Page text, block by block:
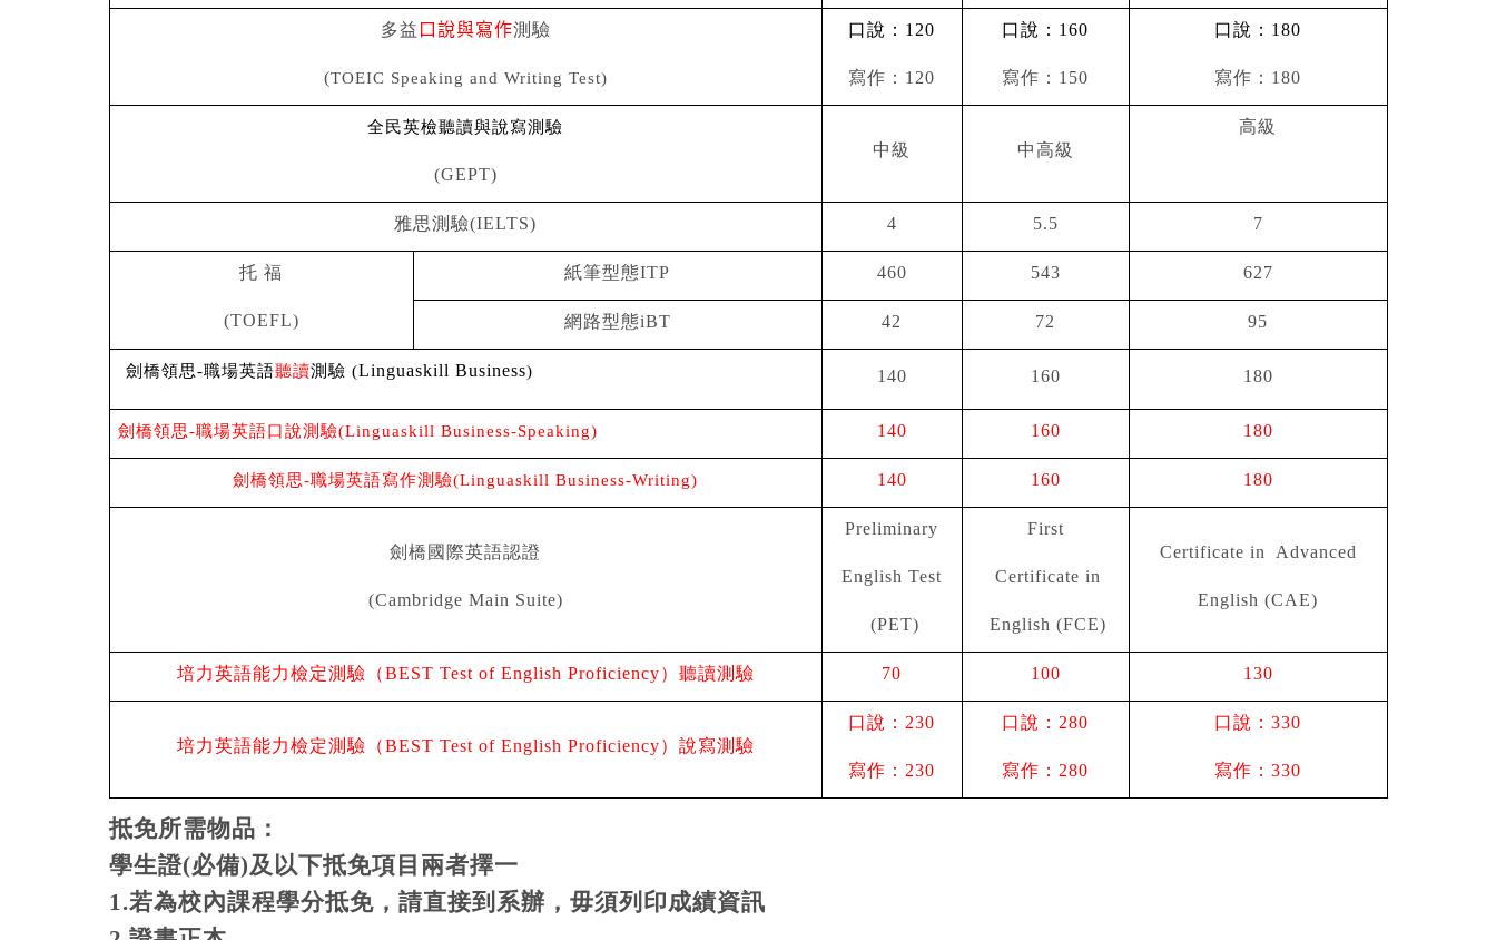
多益 口說與寫作測驗
(TOEIC Speaking and Writing Test)
口說： 120
寫作：120
口說： 160
寫作：150
口說： 180
寫作：180
全民英檢聽讀與說寫測驗
(GEPT)
中級 中高級
高級
雅思測驗(IELTS) 4 5.5 7
托 福
(TOEFL)
紙筆型態ITP 460 543 627
網路型態iBT 42 72 95
劍橋領思-職場英語聽讀測 驗 (Linguaskill Business) 140 160 180
劍橋領思-職場英語口說測驗(Linguaskill Business-Speaking) 140 160 180
劍橋領思-職場英語寫作測驗(Linguaskill Business-Writing) 140 160 180
劍橋國際英語認證
(Cambridge Main Suite)
Preliminary
English Test
(PET)
First
Certificate in
English (FCE)
Certificate in Advanced
English (CAE)
培力英語能力檢定測驗（BEST Test of English Proficiency）聽讀測驗 70 100 130
培力英語能力檢定測驗（BEST Test of English Proficiency）說寫測驗
口說：230
寫作：230
口說：280
寫作：280
口說：330
寫作：330
抵免所需物品：
學生證(必備)及以下抵免項目兩者擇一
1.若為校內課程學分抵免，請直接到系辦，毋須列印成績資訊